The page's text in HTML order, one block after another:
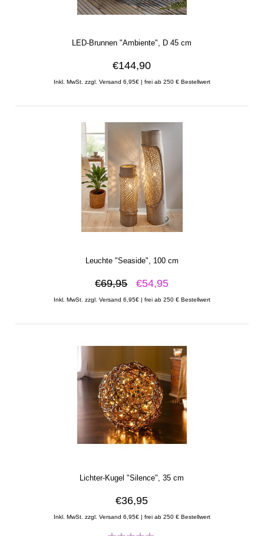
LED-Brunnen "Ambiente", D 45 cm
€144,90
Inkl. MwSt. zzgl. Versand 6,95€ | frei ab 250 € Bestellwert
Leuchte "Seaside", 100 cm
€69,95 €54,95
Inkl. MwSt. zzgl. Versand 6,95€ | frei ab 250 € Bestellwert
Lichter-Kugel "Silence", 35 cm
€36,95
Inkl. MwSt. zzgl. Versand 6,95€ | frei ab 250 € Bestellwert